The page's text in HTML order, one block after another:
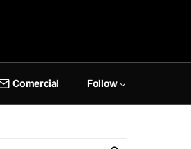
Comercial Follow